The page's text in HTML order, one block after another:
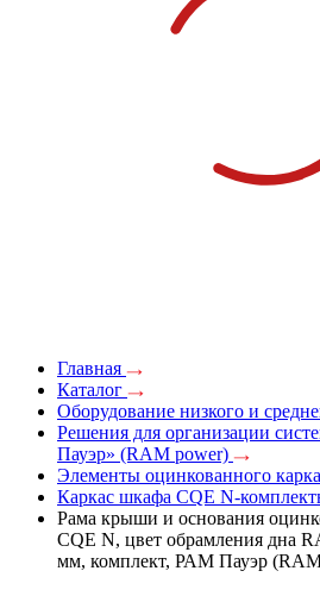
Главная
Каталог
Оборудование низкого и
Решения для организации
Пауэр» (RAM power)
Элементы оцинкованного
Каркас шкафа CQE N-
Рама крыши и основания
CQE N, цвет обрамления дна
мм, комплект, РАМ Пауэр